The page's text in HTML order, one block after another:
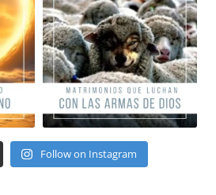
Follow on Instagram